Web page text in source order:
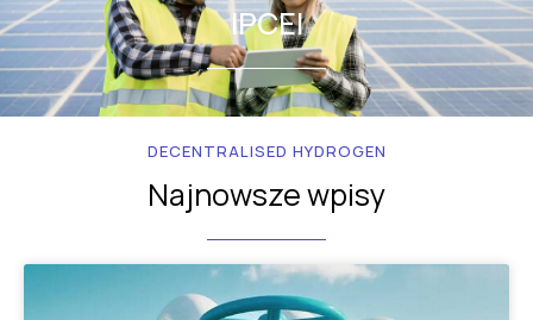
IPCEI
DECENTRALISED HYDROGEN
Najnowsze wpisy